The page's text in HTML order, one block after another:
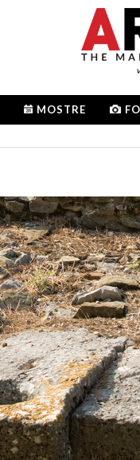
MOSTRE